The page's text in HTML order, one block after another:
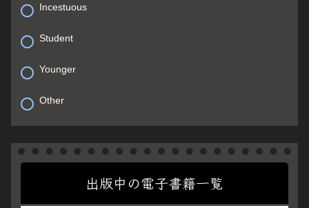
Incestuous
Student
Younger
Other
出版中の電子書籍一覧